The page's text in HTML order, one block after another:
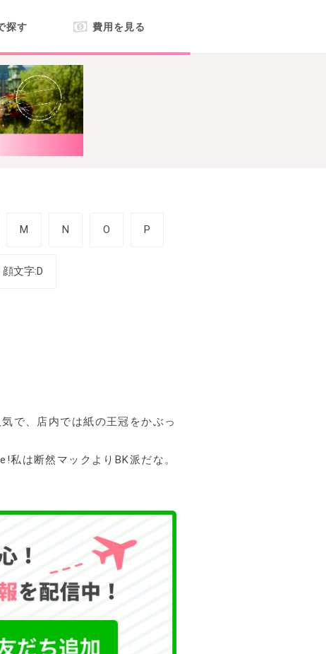
探す 費用を見る
M N O P
顔文字:D
で、店内では紙の王冠をかぶっ
断然マックよりBK派だな。